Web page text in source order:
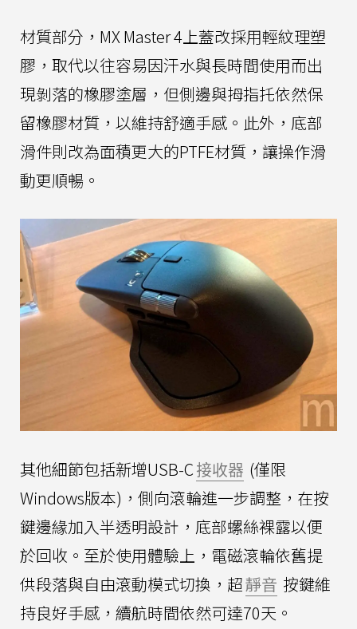
材質部分，MX Master 4上蓋改採用輕紋理塑
膠，取代以往容易因汗水與長時間使用而出
現剝落的橡膠塗層，但側邊與拇指托依然保
留橡膠材質，以維持舒適手感。此外，底部
滑件則改為面積更大的PTFE材質，讓操作滑
動更順暢。
其他細節包括新增USB-C接收器 (僅限
Windows版本)，側向滾輪進一步調整，在按
鍵邊緣加入半透明設計，底部螺絲裸露以便
於回收。至於使用體驗上，電磁滾輪依舊提
供段落與自由滾動模式切換，超靜音 按鍵維
持良好手感，續航時間依然可達70天。